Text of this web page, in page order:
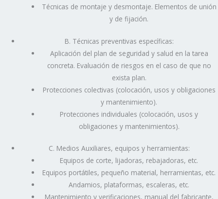
Técnicas de montaje y desmontaje. Elementos de unión
y de fijación.
B. Técnicas preventivas específicas:
Aplicación del plan de seguridad y salud en la tarea
concreta. Evaluación de riesgos en el caso de que no
exista plan.
Protecciones colectivas (colocación, usos y obligaciones
y mantenimiento).
Protecciones individuales (colocación, usos y
obligaciones y mantenimientos).
C. Medios Auxiliares, equipos y herramientas:
Equipos de corte, lijadoras, rebajadoras, etc.
Equipos portátiles, pequeño material, herramientas, etc.
Andamios, plataformas, escaleras, etc.
Mantenimiento y verificaciones, manual del fabricante,